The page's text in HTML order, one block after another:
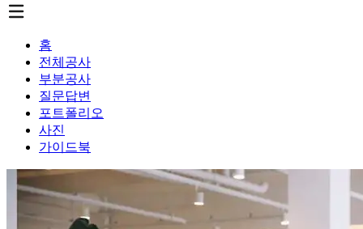
홈
전체공사
부분공사
질문답변
포트폴리오
사진
가이드북